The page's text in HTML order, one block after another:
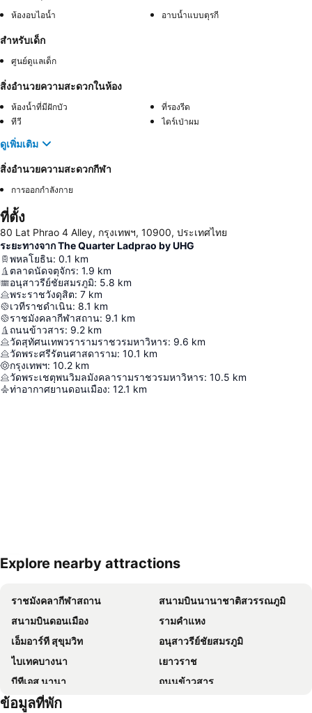
ห้องอบไอน้ำ อาบน้ำแบบตุรกี
สำหรับเด็ก
ศูนย์ดูแลเด็ก
สิ่งอำนวยความสะดวกในห้อง
ห้องน้ำที่มีฝักบัว
ที่รองรีด
ทีวี
ไดร์เป่าผม
ดูเพิ่มเติม
สิ่งอำนวยความสะดวกกีฬา
การออกกำลังกาย
ที่ตั้ง
80 Lat Phrao 4 Alley, กรุงเทพฯ, 10900, ประเทศไทย
ระยะทางจาก The Quarter Ladprao by UHG
พหลโยธิน: 0.1 km
ตลาดนัดจตุจักร: 1.9 km
อนุสาวรีย์ชัยสมรภูมิ: 5.8 km
พระราชวังดุสิต: 7 km
เวทีราชดำเนิน: 8.1 km
ราชมังคลากีฬาสถาน: 9.1 km
ถนนข้าวสาร: 9.2 km
วัดสุทัศนเทพวรารามราชวรมหาวิหาร: 9.6 km
วัดพระศรีรัตนศาสดาราม: 10.1 km
กรุงเทพฯ: 10.2 km
วัดพระเชตุพนวิมลมังคลารามราชวรมหาวิหาร: 10.5 km
ท่าอากาศยานดอนเมือง: 12.1 km
Explore nearby attractions
ราชมังคลากีฬาสถาน
สนามบินนานาชาติสวรรณภูมิ
สนามบินดอนเมือง
รามคำแหง
เอ็มอาร์ที สุขุมวิท
อนุสาวรีย์ชัยสมรภูมิ
ไบเทคบางนา
เยาวราช
บีทีเอส นานา
ถนนข้าวสาร
Suphachalasai Stadium
ข้อมูลที่พัก